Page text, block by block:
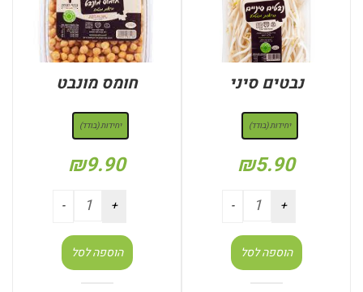
נבטים סיני
יחידות (בודד)
₪5.90
הוספה לסל
חומס מונבט
יחידות (בודד)
₪9.90
הוספה לסל